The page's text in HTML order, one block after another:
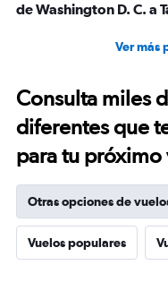
de Washington D. C. a
Ver más
Consulta miles
diferentes que
para tu próximo
Otras opciones de
Vuelos populares